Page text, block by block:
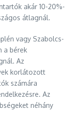
akár 10-20%-
átlagnál.
vagy Szabolcs-
a bérek
Az
korlátozott
számára
Az
néhány